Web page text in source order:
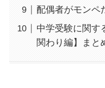
配偶者がモンペ
中学受験に関す
関わり編】まと